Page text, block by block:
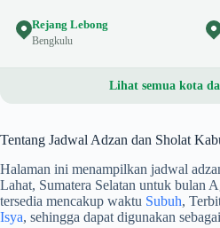
Rejang Lebong
Bengkulu
Lihat semua kota
Tentang Jadwal Adzan dan Sholat
Halaman ini menampilkan jadwal
Lahat, Sumatera Selatan untuk bulan
tersedia mencakup waktu Subuh,
Isya, sehingga dapat digunakan